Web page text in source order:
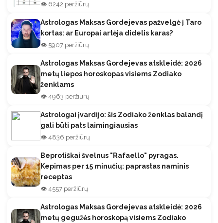
👁️ 6242 peržiūrų
Astrologas Maksas Gordejevas pažvelgė į Taro
kortas: ar Europai artėja didelis karas?
👁️ 5907 peržiūrų
Astrologas Maksas Gordejevas atskleidė: 2026
metų liepos horoskopas visiems Zodiako
ženklams
👁️ 4963 peržiūrų
Astrologai įvardijo: šis Zodiako ženklas balandį
gali būti pats laimingiausias
👁️ 4836 peržiūrų
Beprotiškai švelnus "Rafaello" pyragas.
Kepimas per 15 minučių: paprastas naminis
receptas
👁️ 4557 peržiūrų
Astrologas Maksas Gordejevas atskleidė: 2026
metų gegužės horoskopą visiems Zodiako